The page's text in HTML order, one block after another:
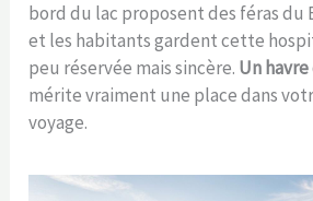
bord du lac proposent des féras du
et les habitants gardent cette
peu réservée mais sincère. Un
mérite vraiment une place dans
voyage.